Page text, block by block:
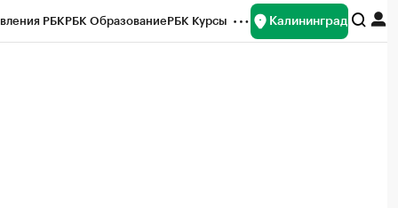
РБКРБК ОбразованиеРБК Курсы Калининград